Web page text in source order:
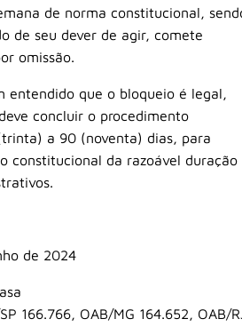
de norma constitucional,
de seu dever de agir, comete
omissão.
entendido que o bloqueio é legal,
concluir o procedimento
a 90 (noventa) dias, para
constitucional da razoável duração
de 2024
166.766, OAB/MG 164.652, OAB/